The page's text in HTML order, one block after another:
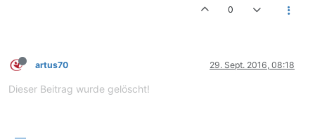
0
artus70 29. Sept. 2016, 08:18
Dieser Beitrag wurde gelöscht!